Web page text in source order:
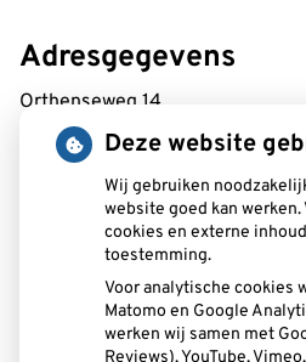
Adresgegevens
Orthenseweg 14
5212 XA 's-Hertogenbosch
073 687 2370
balie@ppf.nu
Nieuws
Deze website
Wij gebruiken
website goed kan werken.
cookies en externe
toestemming.
Voor analytische cookies
Matomo en Google
werken wij samen met
Reviews), YouTube,